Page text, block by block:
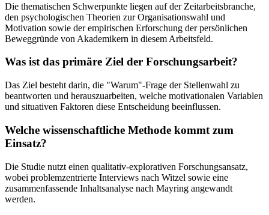
Die thematischen Schwerpunkte liegen auf der Zeitarbeitsbranche,
den psychologischen Theorien zur Organisationswahl und
Motivation sowie der empirischen Erforschung der persönlichen
Beweggründe von Akademikern in diesem Arbeitsfeld.
Was ist das primäre Ziel der Forschungsarbeit?
Das Ziel besteht darin, die "Warum"-Frage der Stellenwahl zu
beantworten und herauszuarbeiten, welche motivationalen Variablen
und situativen Faktoren diese Entscheidung beeinflussen.
Welche wissenschaftliche Methode kommt zum
Einsatz?
Die Studie nutzt einen qualitativ-explorativen Forschungsansatz,
wobei problemzentrierte Interviews nach Witzel sowie eine
zusammenfassende Inhaltsanalyse nach Mayring angewandt
werden.